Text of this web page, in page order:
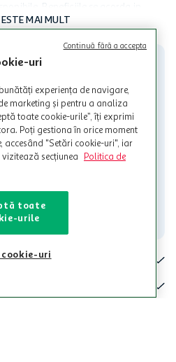
Beneficiile se acorda in
o singura data in perioada promotiei.
legatura cu magazinele Auchan
indicate de Auchan si
cu alti comercianți sau pentru alte
in perioada in care sunt efectuate
la sistemul de utilizarea al Cardului.
MAI MULT
ne!
la dispozitie.
Contact
uri
experiența de navigare,
marketing și pentru a analiza
toate cookie-urile”, îți exprimi
Poți gestiona în orice moment
accesând "Setări cookie-uri", iar
secțiunea
Politica de
toate
urile
uri
Continuă fără a accepta